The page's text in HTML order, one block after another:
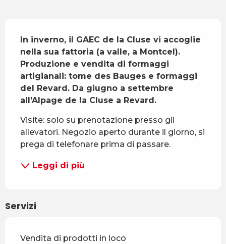
In inverno, il GAEC de la Cluse vi accoglie
nella sua fattoria (a valle, a Montcel).
Produzione e vendita di formaggi
artigianali: tome des Bauges e formaggi
del Revard. Da giugno a settembre
all'Alpage de la Cluse a Revard.
Visite: solo su prenotazione presso gli
allevatori. Negozio aperto durante il giorno, si
prega di telefonare prima di passare.
Leggi di più
Servizi
Vendita di prodotti in loco